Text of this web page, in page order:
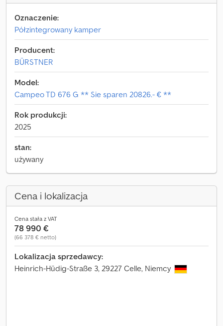
Oznaczenie:
Półzintegrowany kamper
Producent:
BÜRSTNER
Model:
Campeo TD 676 G ** Sie sparen 20826.- € **
Rok produkcji:
2025
stan:
używany
Cena i lokalizacja
Cena stała z VAT
78 990 €
(66 378 € netto)
Lokalizacja sprzedawcy:
Heinrich-Hüdig-Straße 3, 29227 Celle, Niemcy